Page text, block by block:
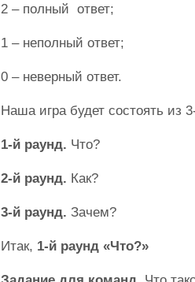
2 – полный ответ;
1 – неполный ответ;
0 – неверный ответ.
Наша игра будет состоять из
1-й раунд. Что?
2-й раунд. Как?
3-й раунд. Зачем?
Итак, 1-й раунд «Что?»